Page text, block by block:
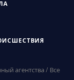
агентства / Все